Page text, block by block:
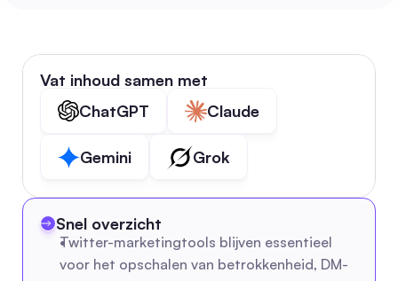
Vat inhoud samen met
ChatGPT
Claude
Gemini Grok
Snel overzicht
Twitter-marketingtools blijven essentieel
voor het opschalen van betrokkenheid, DM-